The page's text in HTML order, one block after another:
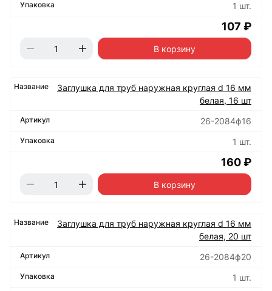
1 шт.
107 ₽
В корзину
Заглушка для труб наружная круглая d 16 мм
белая, 16 шт
26-2084ф16
1 шт.
160 ₽
В корзину
Заглушка для труб наружная круглая d 16 мм
белая, 20 шт
26-2084ф20
1 шт.